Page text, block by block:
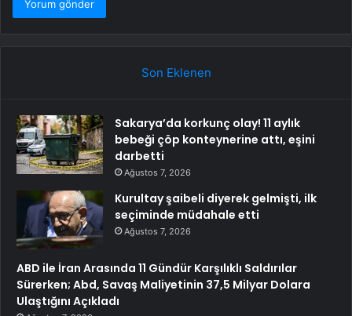
Son Eklenen
Sakarya’da korkunç olay! 11 aylık
bebeği çöp konteynerine attı, eşini
darbetti
Ağustos 7, 2026
Kurultay şaibeli diyerek gelmişti, ilk
seçiminde müdahale etti
Ağustos 7, 2026
ABD ile İran Arasında 11 Gündür Karşılıklı Saldırılar
Sürerken; Abd, Savaş Maliyetinin 37,5 Milyar Dolara
Ulaştığını Açıkladı